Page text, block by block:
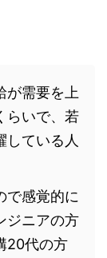
が需要を上
らいで、若
している人
で感覚的に
ジニアの方
20代の方